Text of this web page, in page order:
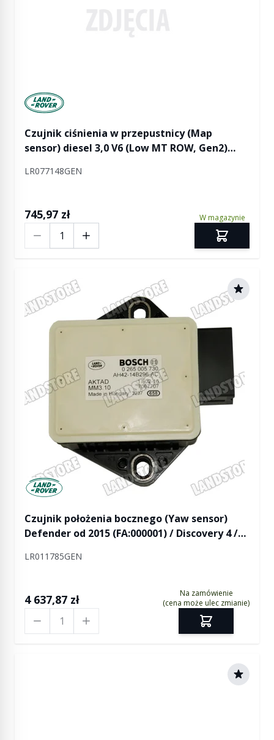
Manufactured by Land rover
Czujnik ciśnienia w przepustnicy (Map
sensor) diesel 3,0 V6 (Low MT ROW, Gen2)
Discovery 5 / RR L405 od 2015 (VIN:FA000001) /
LR077148GEN
745,97 zł W magazynie
Manufactured by Land rover
Czujnik położenia bocznego (Yaw sensor)
Defender od 2015 (FA:000001) / Discovery 4 /
2010 (VIN:AA000001)
LR011785GEN
4 637,87 zł
Na zamówienie
(cena może ulec zmianie)